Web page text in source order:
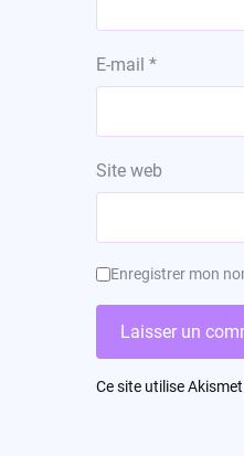
E-mail *
Site web
Enregistrer mon
Ce site utilise